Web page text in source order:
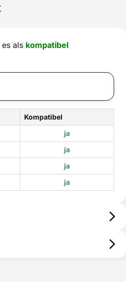
als kompatibel
Kompatibel
ja
ja
ja
ja